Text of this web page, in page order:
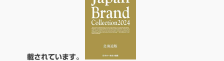
載されています。